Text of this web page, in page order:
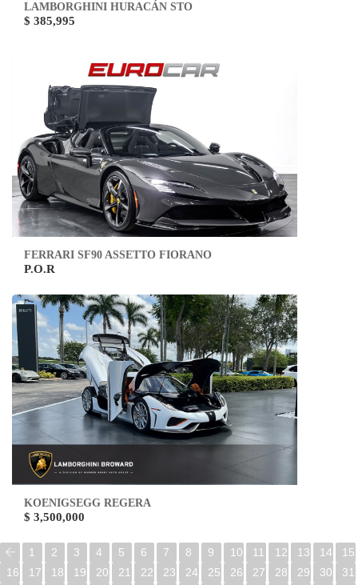
LAMBORGHINI HURACÁN STO
$ 385,995
FERRARI SF90 ASSETTO FIORANO
P.O.R
KOENIGSEGG REGERA
$ 3,500,000
1 2 3 4 5 6 7 8 9 10 11 12 13 14
15
16
17 18 19 20 21 22 23 24 25 26 27 28 29 30
31